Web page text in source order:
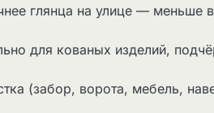
глянца на улице — меньше
для кованых изделий,
(забор, ворота, мебель,